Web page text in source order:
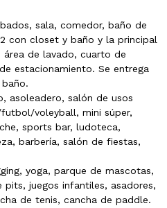
sala, comedor, baño de
con closet y baño y la principal
de lavado, cuarto de
estacionamiento. Se entrega
asoleadero, salón de usos
voleyball, mini súper,
sports bar, ludoteca,
barbería, salón de fiestas,
yoga, parque de mascotas,
juegos infantiles, asadores,
de tenis, cancha de paddle.